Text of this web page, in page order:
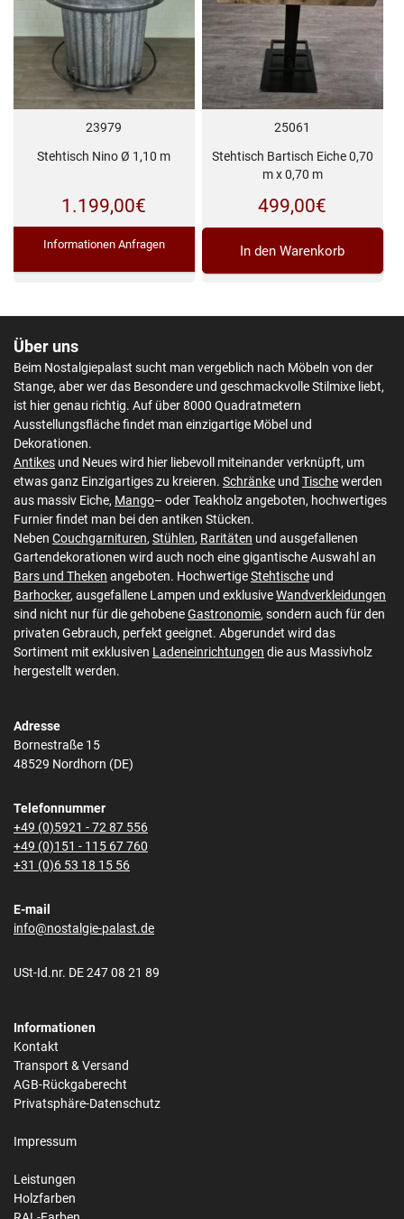
23979
Stehtisch Nino Ø 1,10 m
1.199,00€
Informationen Anfragen
25061
Stehtisch Bartisch Eiche 0,70
m x 0,70 m
499,00€
In den Warenkorb
Über uns
Beim Nostalgiepalast sucht man vergeblich nach Möbeln von der
Stange, aber wer das Besondere und geschmackvolle Stilmixe liebt,
ist hier genau richtig. Auf über 8000 Quadratmetern
Ausstellungsfläche findet man einzigartige Möbel und
Dekorationen.
Antikes und Neues wird hier liebevoll miteinander verknüpft, um
etwas ganz Einzigartiges zu kreieren. Schränke und Tischewerden
aus massiv Eiche, Mango– oder Teakholz angeboten, hochwertiges
Furnier findet man bei den antiken Stücken.
Neben Couchgarnituren, Stühlen, Raritäten und ausgefallenen
Gartendekorationen wird auch noch eine gigantische Auswahl an
Bars und Theken angeboten. HochwertigeStehtische und
Barhocker, ausgefallene Lampen und exklusiveWandverkleidungen
sind nicht nur für die gehobeneGastronomie, sondern auch für den
privaten Gebrauch, perfekt geeignet. Abgerundet wird das
Sortiment mit exklusiven Ladeneinrichtungen die aus Massivholz
hergestellt werden.
Adresse
Bornestraße 15
48529 Nordhorn (DE)
Telefonnummer
+49 (0)5921 - 72 87 556
+49 (0)151 - 115 67 760
+31 (0)6 53 18 15 56
E-mail
info@nostalgie-palast.de
USt-Id.nr. DE 247 08 21 89
Informationen
Kontakt
Transport & Versand
AGB-Rückgaberecht
Privatsphäre-Datenschutz
Impressum
Leistungen
Holzfarben